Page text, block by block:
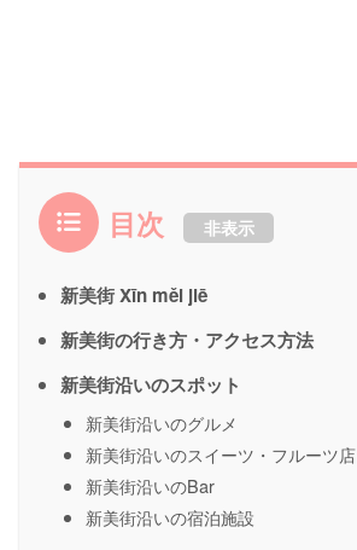
目次 非表示
新美街 Xīn měi jiē
新美街の行き方・アクセス方法
新美街沿いのスポット
新美街沿いのグルメ
新美街沿いのスイーツ・フルーツ店
新美街沿いのBar
新美街沿いの宿泊施設